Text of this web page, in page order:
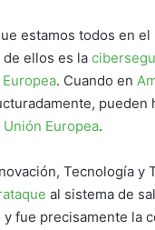
estamos todos en
ellos es la
. Cuando en
pueden
Unión Europea.
Tecnología y
al sistema de
fue precisamente la